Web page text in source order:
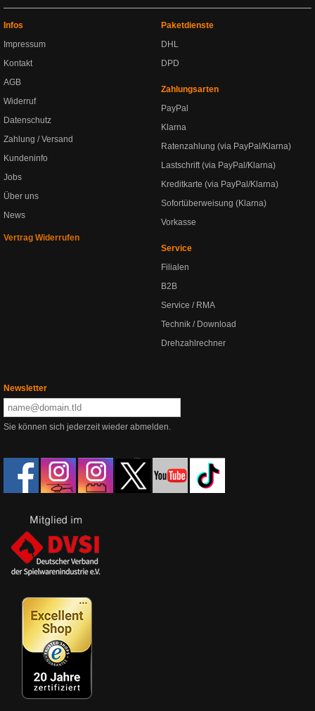
Infos
Impressum
Kontakt
AGB
Widerruf
Datenschutz
Zahlung / Versand
Kundeninfo
Jobs
Über uns
News
Vertrag Widerrufen
Paketdienste
DHL
DPD
Zahlungsarten
PayPal
Klarna
Ratenzahlung (via PayPal/Klarna)
Lastschrift (via PayPal/Klarna)
Kreditkarte (via PayPal/Klarna)
Sofortüberweisung (Klarna)
Vorkasse
Service
Filialen
B2B
Service / RMA
Technik / Download
Drehzahlrechner
Newsletter
Sie können sich jederzeit wieder abmelden.